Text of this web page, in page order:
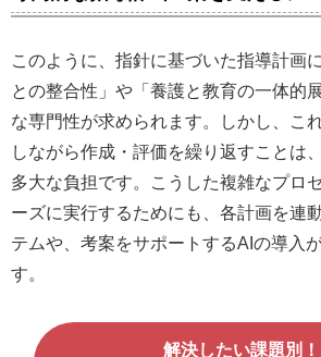
このように、指針に基づいた指導計画
との整合性」や「養護と教育の一体的
な専門性が求められます。しかし、こ
しながら作成・評価を繰り返すことは
多大な負担です。こうした複雑なプロ
ーズに実行するためにも、各計画を連
テムや、考案をサポートするAIの導入
す。
解決したい課題別！